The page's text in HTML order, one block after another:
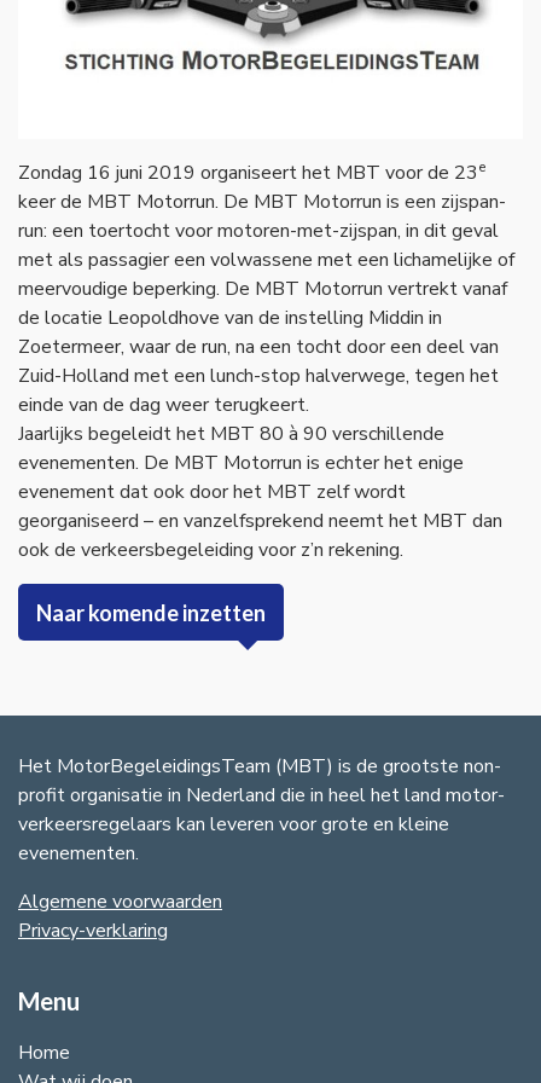
Referenties
Zondag 16 juni 2019 organiseert het MBT voor de 23e
keer de MBT Motorrun. De MBT Motorrun is een zijspan-
run: een toertocht voor motoren-met-zijspan, in dit geval
met als passagier een volwassene met een lichamelijke of
meervoudige beperking. De MBT Motorrun vertrekt vanaf
de locatie Leopoldhove van de instelling Middin in
Zoetermeer, waar de run, na een tocht door een deel van
Zuid-Holland met een lunch-stop halverwege, tegen het
einde van de dag weer terugkeert.
Jaarlijks begeleidt het MBT 80 à 90 verschillende
evenementen. De MBT Motorrun is echter het enige
evenement dat ook door het MBT zelf wordt
georganiseerd – en vanzelfsprekend neemt het MBT dan
ook de verkeersbegeleiding voor z’n rekening.
Naar komende inzetten
Het MotorBegeleidingsTeam (MBT) is de grootste non-
profit organisatie in Nederland die in heel het land motor-
verkeersregelaars kan leveren voor grote en kleine
evenementen.
Algemene voorwaarden
​Privacy-verklaring​
Menu
Home